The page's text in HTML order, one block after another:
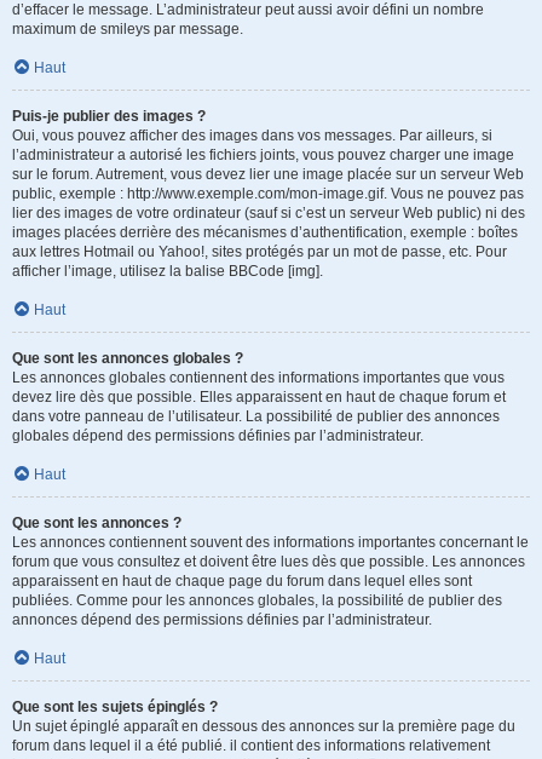
d’effacer le message. L’administrateur peut aussi avoir défini un nombre
maximum de smileys par message.
Haut
Puis-je publier des images ?
Oui, vous pouvez afficher des images dans vos messages. Par ailleurs, si
l’administrateur a autorisé les fichiers joints, vous pouvez charger une image
sur le forum. Autrement, vous devez lier une image placée sur un serveur Web
public, exemple : http://www.exemple.com/mon-image.gif. Vous ne pouvez pas
lier des images de votre ordinateur (sauf si c’est un serveur Web public) ni des
images placées derrière des mécanismes d’authentification, exemple : boîtes
aux lettres Hotmail ou Yahoo!, sites protégés par un mot de passe, etc. Pour
afficher l’image, utilisez la balise BBCode [img].
Haut
Que sont les annonces globales ?
Les annonces globales contiennent des informations importantes que vous
devez lire dès que possible. Elles apparaissent en haut de chaque forum et
dans votre panneau de l’utilisateur. La possibilité de publier des annonces
globales dépend des permissions définies par l’administrateur.
Haut
Que sont les annonces ?
Les annonces contiennent souvent des informations importantes concernant le
forum que vous consultez et doivent être lues dès que possible. Les annonces
apparaissent en haut de chaque page du forum dans lequel elles sont
publiées. Comme pour les annonces globales, la possibilité de publier des
annonces dépend des permissions définies par l’administrateur.
Haut
Que sont les sujets épinglés ?
Un sujet épinglé apparaît en dessous des annonces sur la première page du
forum dans lequel il a été publié. il contient des informations relativement